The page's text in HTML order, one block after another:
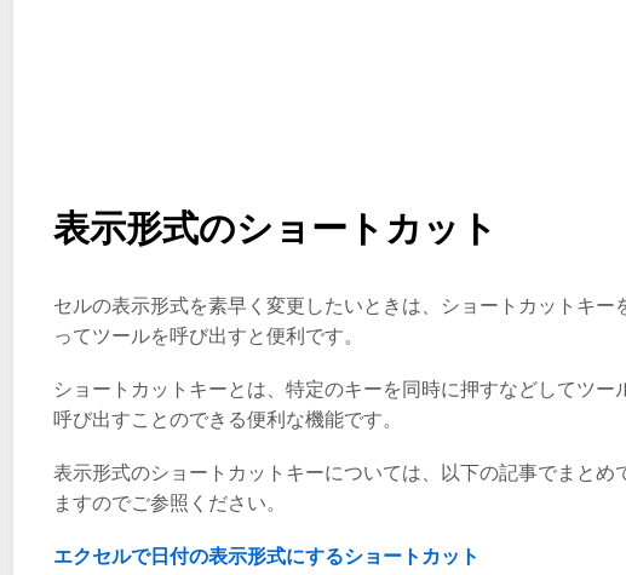
表示形式のショートカット
セルの表示形式を素早く変更したいときは、ショートカットキー
ってツールを呼び出すと便利です。
ショートカットキーとは、特定のキーを同時に押すなどしてツー
呼び出すことのできる便利な機能です。
表示形式のショートカットキーについては、以下の記事でまとめ
ますのでご参照ください。
エクセルで日付の表示形式にするショートカット